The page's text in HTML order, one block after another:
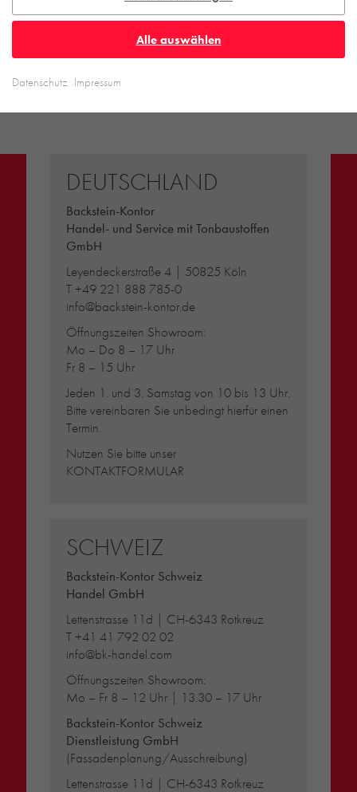
DEUTSCHLAND
Backstein-Kontor
Handel- und Service mit Tonbaustoffen
GmbH
Leyendeckerstraße 4 | 50825 Köln
T+49 221 888 785-0
info@backstein-kontor.de
Öffnungszeiten Showroom:
Mo – Do 8 – 17 Uhr
Fr 8 – 15 Uhr
Jeden 1. und 3. Samstag von 10 bis 13 Uhr.
Bitte vereinbaren Sie unbedingt hierfür einen
Termin.
Nutzen Sie bitte unser
KONTAKTFORMULAR
SCHWEIZ
Backstein-Kontor Schweiz
Handel GmbH
Lettenstrasse 11d | CH-6343 Rotkreuz
T+41 41 792 02 02
info@bk-handel.com
Öffnungszeiten Showroom:
Mo – Fr 8 – 12 Uhr | 13.30 – 17 Uhr
Backstein-Kontor Schweiz
Dienstleistung GmbH
(Fassadenplanung/Ausschreibung)
Lettenstrasse 11d | CH-6343 Rotkreuz
Alle auswählen
Datenschutz Impressum